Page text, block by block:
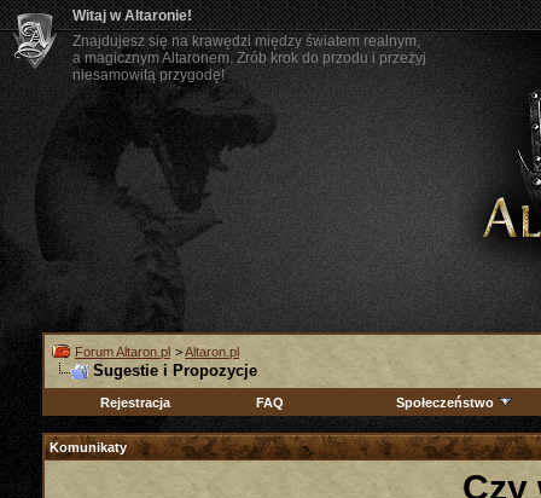
Witaj w Altaronie!
Znajdujesz się na krawędzi między światem realnym,
a magicznym Altaronem. Zrób krok do przodu i przeżyj
niesamowitą przygodę!
Forum Altaron.pl >Altaron.pl
Sugestie i Propozycje
Rejestracja FAQ Społeczeństwo
Komunikaty
Czy